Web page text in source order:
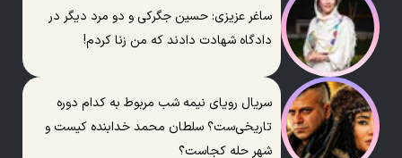
ساغر عزیزی: حسین جگرکی و دو مرد دیگر در
دادگاه شهادت دادند که من زنا کردم!
سریال رویای نیمه شب مربوط به کدام دوره
تاریخی‌ست؟ سلطان محمد خدابنده کیست و
شهر حله کجاست؟